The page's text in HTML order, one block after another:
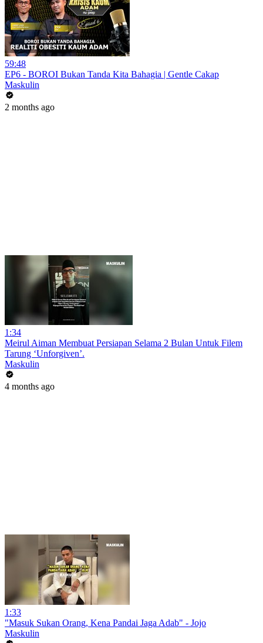
59:48
EP6 - BOROI Bukan Tanda Kita Bahagia | Gentle Cakap
Maskulin
2 months ago
1:34
Meirul Aiman Membuat Persiapan Selama 2 Bulan Untuk Filem
Tarung ‘Unforgiven’.
Maskulin
4 months ago
1:33
"Masuk Sukan Orang, Kena Pandai Jaga Adab" - Jojo
Maskulin